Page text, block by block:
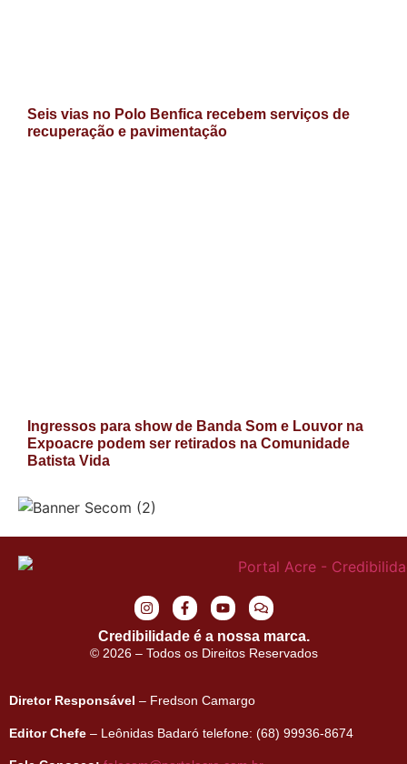
Seis vias no Polo Benfica recebem serviços de
recuperação e pavimentação
Ingressos para show de Banda Som e Louvor na
Expoacre podem ser retirados na Comunidade
Batista Vida
Credibilidade é a nossa marca.
© 2026 – Todos os Direitos Reservados
Diretor Responsável – Fredson Camargo
Editor Chefe – Leônidas Badaró telefone: (68) 99936-8674